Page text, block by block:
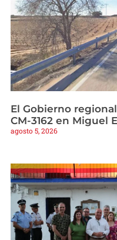
El Gobierno
CM-3162 en Miguel
agosto 5, 2026